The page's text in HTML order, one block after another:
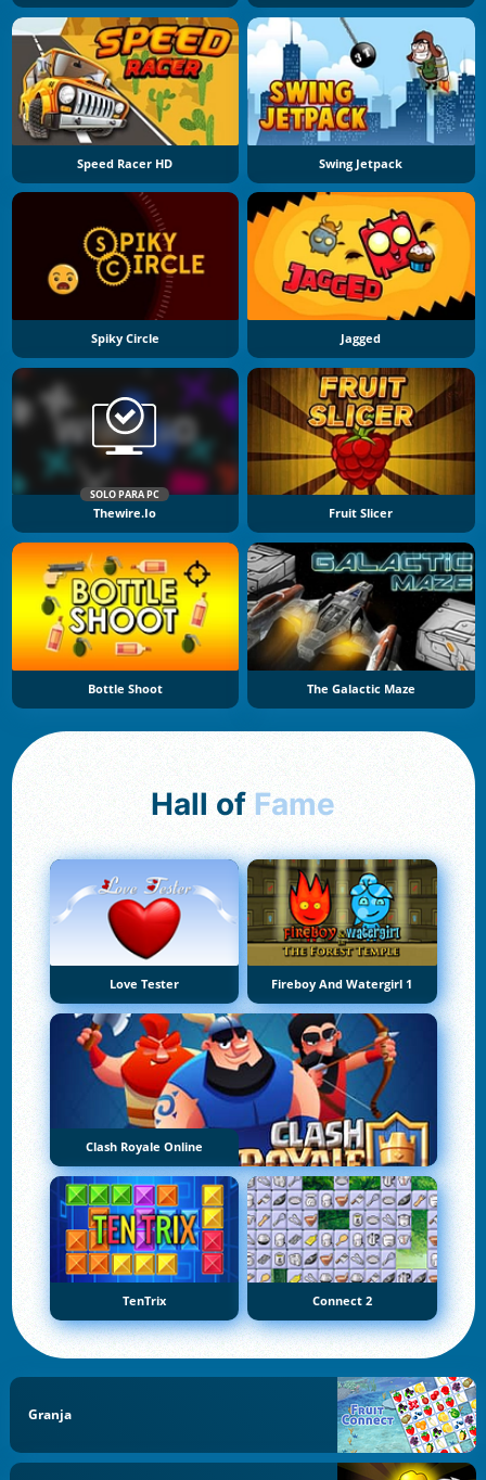
Speed Racer HD Swing Jetpack
Spiky Circle Jagged
SOLO PARA PC
Thewire.io Fruit Slicer
Bottle Shoot The Galactic Maze
Hall of Fame
Love Tester Fireboy And Watergirl 1
Clash Royale Online
TenTrix Connect 2
Granja